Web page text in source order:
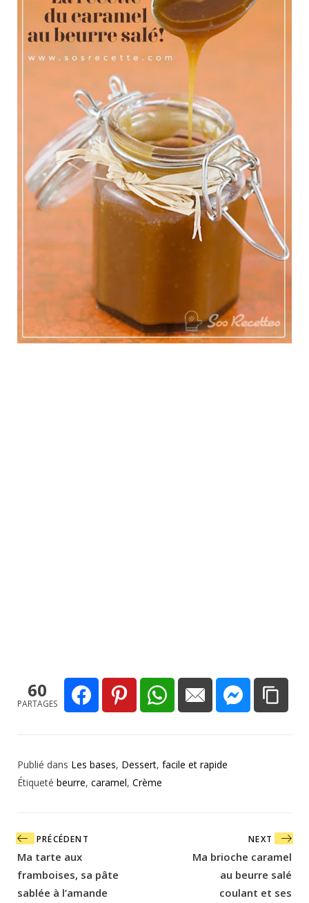
60
PARTAGES
Publié dans Les bases, Dessert, facile et rapide
Étiqueté beurre, caramel, Crème
Navigation
de
l’article
PRÉCÉDENT
Ma tarte aux
framboises, sa pâte
sablée à l’amande
NEXT
Ma brioche caramel
au beurre salé
coulant et ses